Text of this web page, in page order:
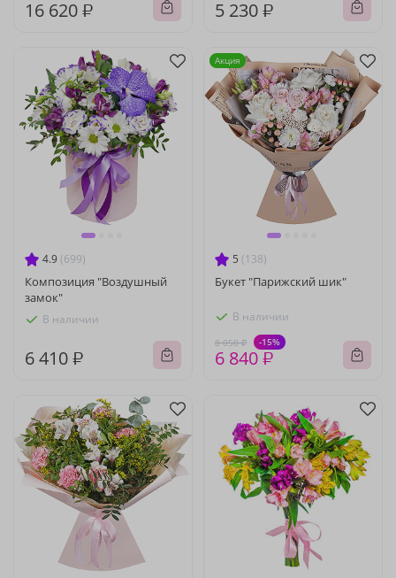
16 620 ₽ 5 230 ₽
4.9 (699)
Композиция "Воздушный
замок"
В наличии
6 410 ₽
5 (138)
Букет "Парижский шик"
В наличии
8 050 ₽ -15%
6 840 ₽
Акция